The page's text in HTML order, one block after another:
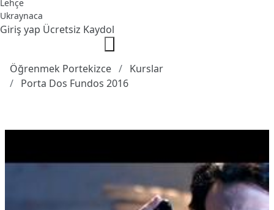
Lehçe
Ukraynaca
Giriş yap Ücretsiz Kaydol
Öğrenmek Portekizce
Kurslar
Porta Dos Fundos 2016